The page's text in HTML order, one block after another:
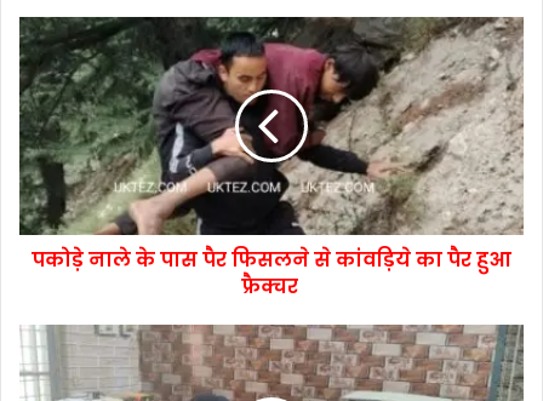
पकोड़े नाले के पास पैर फिसलने से कांवड़िये का पैर हुआ
फ्रैक्चर